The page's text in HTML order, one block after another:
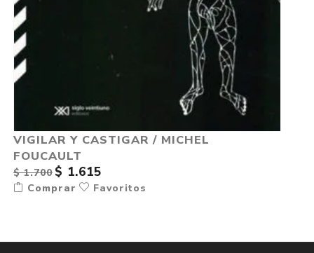
VIGILAR Y CASTIGAR / MICHEL
FOUCAULT
$ 1.700 $ 1.615
Comprar Favoritos